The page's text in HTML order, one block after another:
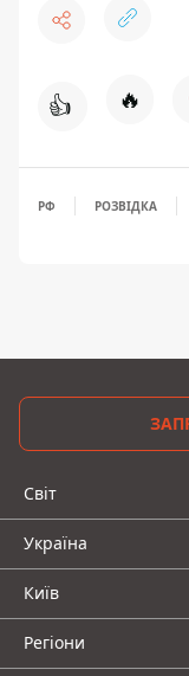
👍 🔥
РФ РОЗВІДКА
Світ
Україна
Київ
Регіони